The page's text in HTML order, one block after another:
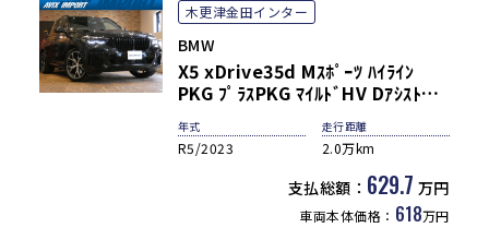
木更津金田インター
BMW
X5 xDrive35d Mｽﾎﾟｰﾂ ﾊｲﾗｲﾝ
PKG ﾌﾟﾗｽPKG ﾏｲﾙﾄﾞHV Dｱｼｽﾄ+
PDC ACC HUD ﾊﾟﾜｰｼｰﾄ 前後ｼｰﾄﾋ
ｰﾀｰ ｺﾝﾌｫｰﾄｱｸｾｽ ﾊﾟﾜｰﾄﾗﾝｸ LEDﾗｲ
年式
R5/2023
走行距離
2.0万km
支払総額： 629.7 万円
車両本体価格： 618万円